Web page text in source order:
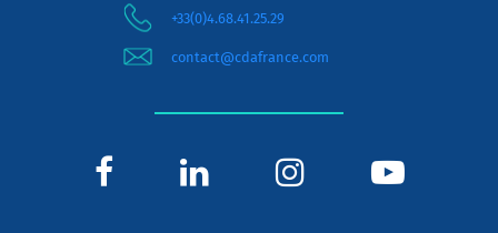
+33(0)4.68.41.25.29
contact@cdafrance.com